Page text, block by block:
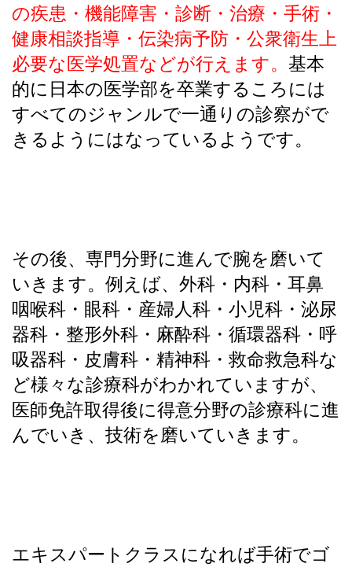
の疾患・機能障害・診断・治療・手術・
健康相談指導・伝染病予防・公衆衛生上
必要な医学処置などが行えます。 基本
的に日本の医学部を卒業するころには
すべてのジャンルで一通りの診察がで
きるようにはなっているようです。
その後、専門分野に進んで腕を磨いて
いきます。例えば、外科・内科・耳鼻
咽喉科・眼科・産婦人科・小児科・泌尿
器科・整形外科・麻酔科・循環器科・呼
吸器科・皮膚科・精神科・救命救急科な
ど様々な診療科がわかれていますが、
医師免許取得後に得意分野の診療科に進
んでいき、技術を磨いていきます。
エキスパートクラスになれば手術でゴ